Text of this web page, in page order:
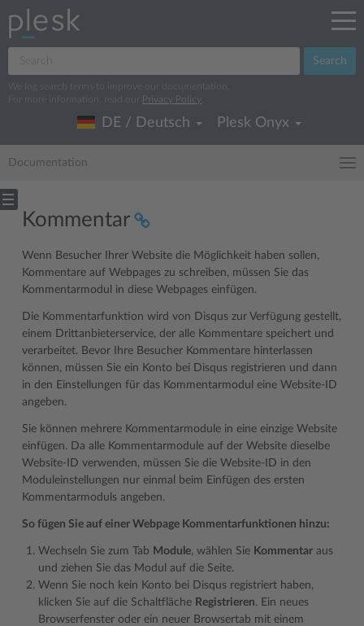
Search
We log search terms to improve our documentation.
For more information, read our
Privacy Policy
DE / Deutsch Plesk Onyx
Documentation
Kommentar
Wenn Besucher Ihrer Website die Möglichkeit haben sollen,
Kommentare auf Webpages zu schreiben, müssen Sie das
Kommentarmodul in diese Webpages einfügen.
Die Kommentarfunktion wird von Disqus zur Verfügung gestellt,
einem Drittanbieterservice, der alle Kommentare speichert und
verarbeitet. Bevor Ihre Besucher Kommentare hinterlassen
können, müssen Sie ein Konto bei Disqus registrieren und dann
in den Einstellungen für das Kommentarmodul eine Website-ID
angeben.
Sie können mehrere Kommentarmodule in eine einzige Website
einfügen. Da alle Kommentarmodule auf der Website dieselbe
Website-ID verwenden, müssen Sie die Website-ID in den
Moduleinstellungen nur einmal beim Einfügen des ersten
Kommentarmoduls angeben.
So fügen Sie auf einer Webpage Kommentarfunktionen hinzu:
Wechseln Sie zum Tab Module, wählen Sie Kommentar aus
und ziehen Sie das Modul auf die Seite.
Wenn Sie noch kein Konto bei Disqus registriert haben,
klicken Sie auf die Schaltfläche Registrieren. Ein neues
Browserfenster oder ein neuer Browsertab mit einem